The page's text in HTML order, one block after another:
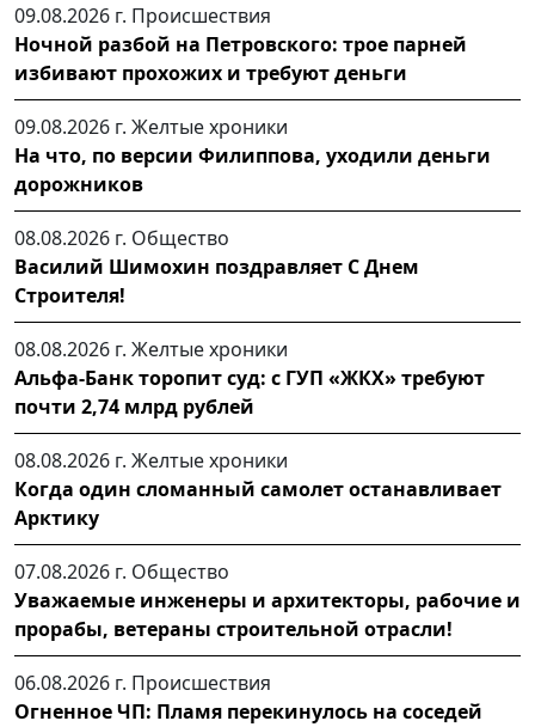
09.08.2026 г. Происшествия
Ночной разбой на Петровского: трое парней
избивают прохожих и требуют деньги
09.08.2026 г. Желтые хроники
На что, по версии Филиппова, уходили деньги
дорожников
08.08.2026 г. Общество
Василий Шимохин поздравляет С Днем
Строителя!
08.08.2026 г. Желтые хроники
Альфа-Банк торопит суд: с ГУП «ЖКХ» требуют
почти 2,74 млрд рублей
08.08.2026 г. Желтые хроники
Когда один сломанный самолет останавливает
Арктику
07.08.2026 г. Общество
Уважаемые инженеры и архитекторы, рабочие и
прорабы, ветераны строительной отрасли!
06.08.2026 г. Происшествия
Огненное ЧП: Пламя перекинулось на соседей